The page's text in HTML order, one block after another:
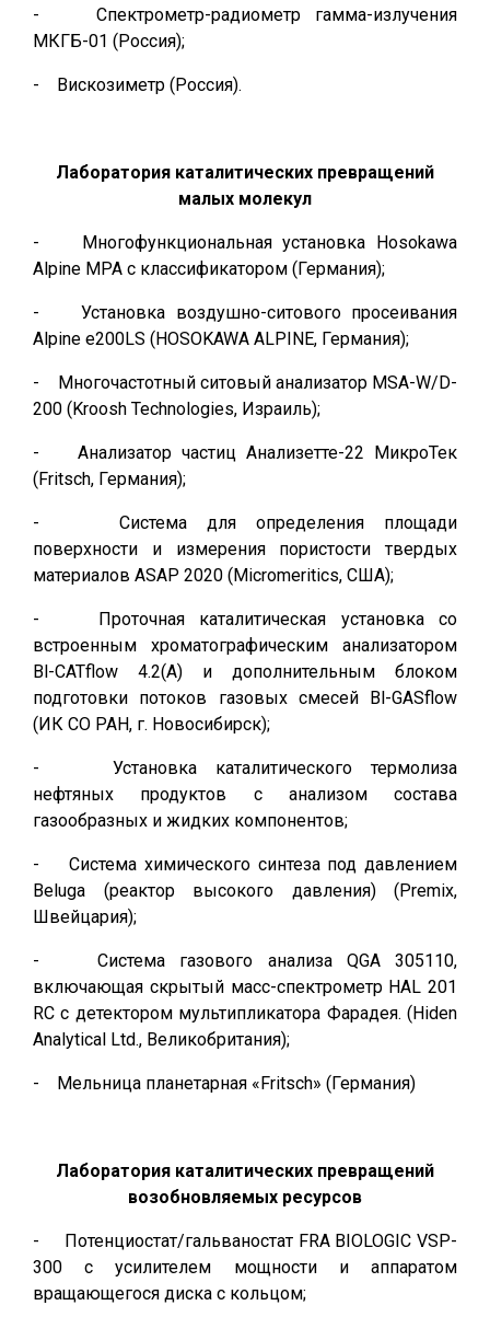
- Спектрометр-радиометр гамма-излучения
МКГБ-01 (Россия);
- Вискозиметр (Россия).
Лаборатория каталитических превращений
малых молекул
- Многофункциональная установка Hosokawa
Alpine MPA с классификатором (Германия);
- Установка воздушно-ситового просеивания
Alpine e200LS (HOSOKAWA ALPINE, Германия);
- Многочастотный ситовый анализатор MSA-W/D-
200 (Kroosh Technologies, Израиль);
- Анализатор частиц Анализетте-22 МикроТек
(Fritsch, Германия);
- Система для определения площади
поверхности и измерения пористости твердых
материалов ASAP 2020 (Micromeritics, США);
- Проточная каталитическая установка со
встроенным хроматографическим анализатором
Bl-CATflow 4.2(A) и дополнительным блоком
подготовки потоков газовых смесей Bl-GASflow
(ИК СО РАН, г. Новосибирск);
- Установка каталитического термолиза
нефтяных продуктов с анализом состава
газообразных и жидких компонентов;
- Система химического синтеза под давлением
Beluga (реактор высокого давления) (Premix,
Швейцария);
- Система газового анализа QGA 305110,
включающая скрытый масс-спектрометр HAL 201
RC с детектором мультипликатора Фарадея. (Hiden
Analytical Ltd., Великобритания);
- Мельница планетарная «Fritsch» (Германия)
Лаборатория каталитических превращений
возобновляемых ресурсов
- Потенциостат/гальваностат FRA BIOLOGIC VSP-
300 с усилителем мощности и аппаратом
вращающегося диска с кольцом;